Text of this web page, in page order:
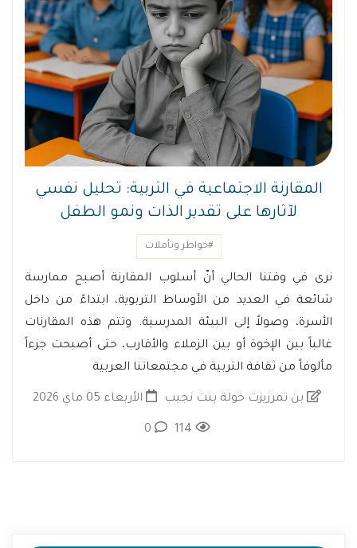
المقارنة الاجتماعية في التربية: تحليل نفسي
لآثارها على تقدير الذات ونمو الطفل
#خواطر وتأملات
نرى في وقتنا الحالي أنّ أسلوب المقارنة أصبح ممارسة
شائعة في العديد من الأوساط التربوية، ابتداءً من داخل
الأسرة، وصولاً إلى البيئة المدرسية. وتتم هذه المقارنات
غالباً بين الإخوة أو بين الزملاء والأقارب، حتى أصبحت جزءاً
مألوفاً من ثقافة التربية في مجتمعاتنا العربية
بن تمرزيزت خولة بنت نجيب الأربعاء 05 ماي 2026